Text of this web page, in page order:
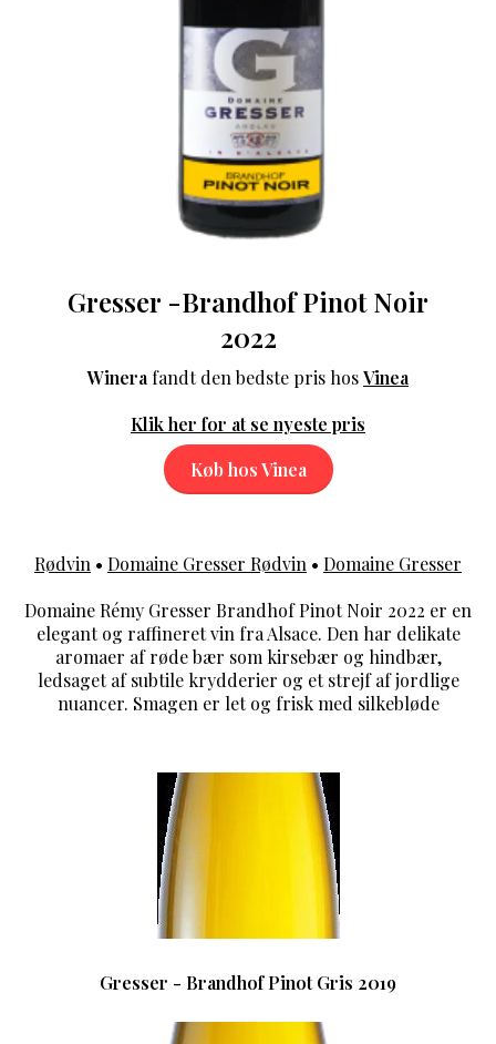
Gresser -Brandhof Pinot Noir
2022
Winera fandt den bedste pris hosVinea
Klik her for at se nyeste pris
Køb hos Vinea
Rødvin • Domaine Gresser Rødvin • Domaine Gresser
Domaine Rémy Gresser Brandhof Pinot Noir 2022 er en
elegant og raffineret vin fra Alsace. Den har delikate
aromaer af røde bær som kirsebær og hindbær,
ledsaget af subtile krydderier og et strejf af jordlige
nuancer. Smagen er let og frisk med silkebløde
Gresser - Brandhof Pinot Gris 2019